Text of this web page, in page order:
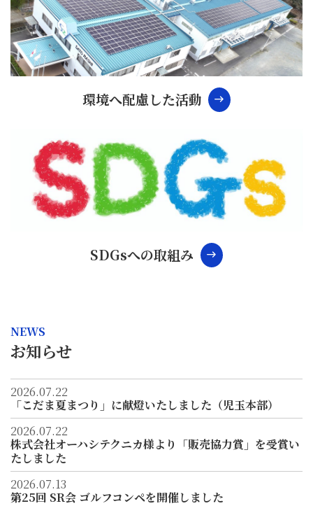
環境へ配慮した活動 east
SDGsへの取組み east
NEWS
お知らせ
「こだま夏まつり」に献燈いたしました（児玉本部）
2026.07.22
株式会社オーハシテクニカ様より「販売協力賞」を受賞い
たしました
2026.07.22
第25回 SR会 ゴルフコンペを開催しました
2026.07.13